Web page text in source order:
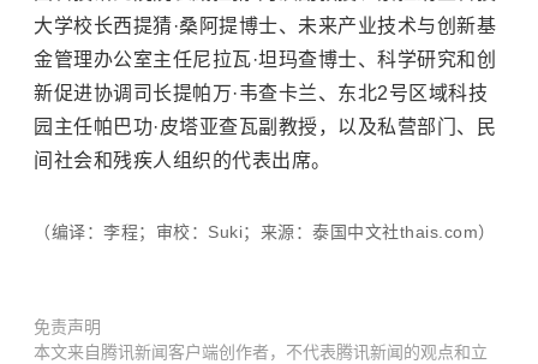
大学校长西提猜·桑阿提博士、未来产业技术与创新基
金管理办公室主任尼拉瓦·坦玛查博士、科学研究和创
新促进协调司长提帕万·韦查卡兰、东北2号区域科技
园主任帕巴功·皮塔亚查瓦副教授，以及私营部门、民
间社会和残疾人组织的代表出席。
（编译：李程；审校：Suki；来源：泰国中文社thais.com）
免责声明
本文来自腾讯新闻客户端创作者，不代表腾讯新闻的观点和立